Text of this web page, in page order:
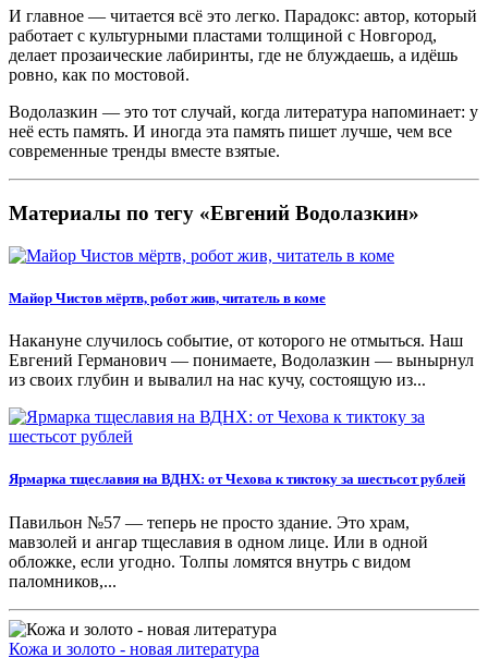
И главное — читается всё это легко. Парадокс: автор, который
работает с культурными пластами толщиной с Новгород,
делает прозаические лабиринты, где не блуждаешь, а идёшь
ровно, как по мостовой.
Водолазкин — это тот случай, когда литература напоминает: у
неё есть память. И иногда эта память пишет лучше, чем все
современные тренды вместе взятые.
Материалы по тегу «Евгений Водолазкин»
Майор Чистов мёртв, робот жив, читатель в коме
Накануне случилось событие, от которого не отмыться. Наш
Евгений Германович — понимаете, Водолазкин — вынырнул
из своих глубин и вывалил на нас кучу, состоящую из...
Ярмарка тщеславия на ВДНХ: от Чехова к тиктоку за шестьсот рублей
Павильон №57 — теперь не просто здание. Это храм,
мавзолей и ангар тщеславия в одном лице. Или в одной
обложке, если угодно. Толпы ломятся внутрь с видом
паломников,...
Кожа и золото - новая литература